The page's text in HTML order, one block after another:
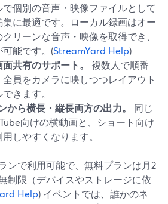
個別の音声・映像ファイルとして
に最適です。ローカル録画はオー
リーンな音声・映像を取得でき、
能です。(StreamYard Help)
共有のサポート。
複数人で順番
員をカメラに映しつつレイアウト
きます。
から横長・縦長両方の出力。
同じ
向けの横動画と、ショート向け
しやすくなります。
ンで利用可能で、無料プランは月2
制限（デバイスやストレージに依
Help) イベントでは、誰かのネ